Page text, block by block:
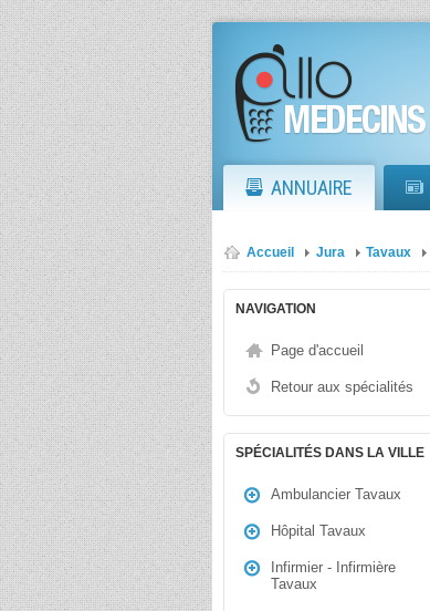
ANNUAIRE
Accueil Jura Tavaux
NAVIGATION
Page d'accueil
Retour aux spécialités
SPÉCIALITÉS DANS LA VILLE
Ambulancier Tavaux
Hôpital Tavaux
Infirmier - Infirmière
Tavaux